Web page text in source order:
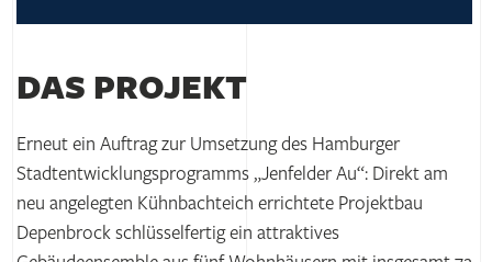
DAS PROJEKT
Erneut ein Auftrag zur Umsetzung des Hamburger
Stadtentwicklungsprogramms „Jenfelder Au“: Direkt am
neu angelegten Kühnbachteich errichtete Projektbau
Depenbrock schlüsselfertig ein attraktives